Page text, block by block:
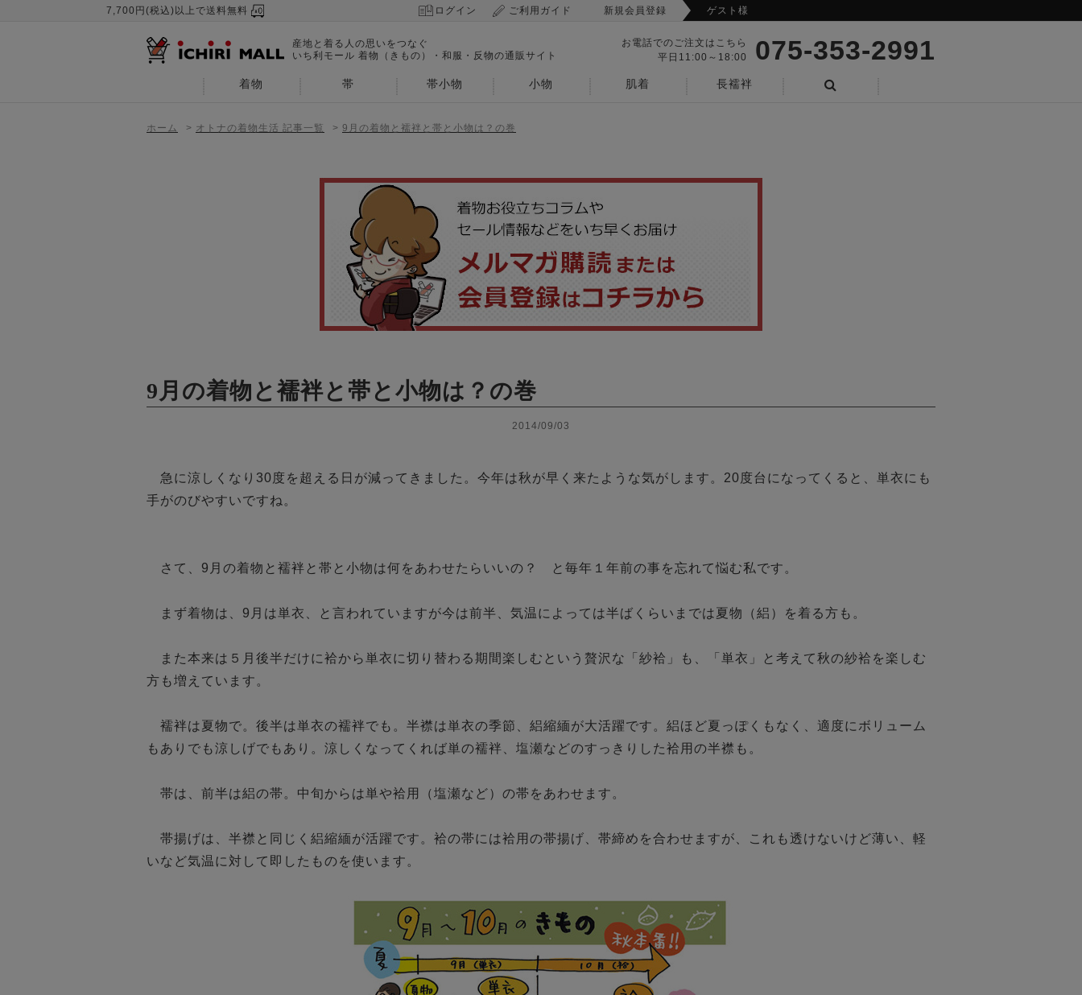
7,700円(税込)以上で送料無料 ログイン ご利用ガイド 新規会員登録 ゲスト様
産地と着る人の思いをつなぐ
いち利モール 着物（きもの）・和服・反物の通販サイト
お電話でのご注文はこちら
平日11:00～18:00
075-353-2991
着物 帯 帯小物 小物 肌着 長襦袢
ホーム > オトナの着物生活 記事一覧 > 9月の着物と襦袢と帯と小物は？の巻
9月の着物と襦袢と帯と小物は？の巻
2014/09/03
急に涼しくなり30度を超える日が減ってきました。今年は秋が早く来たような気がします。20度台になってくると、単衣にも
手がのびやすいですね。
さて、9月の着物と襦袢と帯と小物は何をあわせたらいいの？　と毎年１年前の事を忘れて悩む私です。
まず着物は、9月は単衣、と言われていますが今は前半、気温によっては半ばくらいまでは夏物（絽）を着る方も。
また本来は５月後半だけに袷から単衣に切り替わる期間楽しむという贅沢な「紗袷」も、「単衣」と考えて秋の紗袷を楽しむ
方も増えています。
襦袢は夏物で。後半は単衣の襦袢でも。半襟は単衣の季節、絽縮緬が大活躍です。絽ほど夏っぽくもなく、適度にボリューム
もありでも涼しげでもあり。涼しくなってくれば単の襦袢、塩瀬などのすっきりした袷用の半襟も。
帯は、前半は絽の帯。中旬からは単や袷用（塩瀬など）の帯をあわせます。
帯揚げは、半襟と同じく絽縮緬が活躍です。袷の帯には袷用の帯揚げ、帯締めを合わせますが、これも透けないけど薄い、軽
いなど気温に対して即したものを使います。